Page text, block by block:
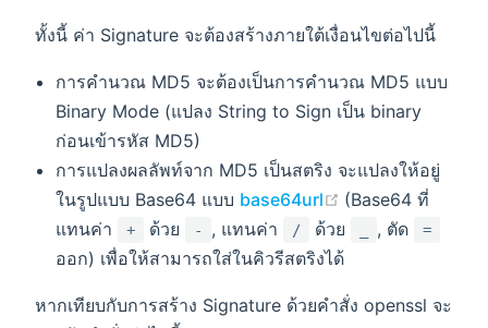
ทั้งนี้ ค่า Signature จะต้องสร้างภายใต้เงื่อนไขต่อไปนี้
การคำนวณ MD5 จะต้องเป็นการคำนวณ MD5 แบบ
Binary Mode (แปลง String to Sign เป็น binary
ก่อนเข้ารหัส MD5)
การแปลงผลลัพท์จาก MD5 เป็นสตริง จะแปลงให้อยู่
ในรูปแบบ Base64 แบบ base64url (opens new
(Base64 ที่
แทนค่า
+ ด้วย - , แทนค่า / ด้วย , ตัด =
ออก) เพื่อให้สามารถใส่ในคิวรีสตริงได้
หากเทียบกับการสร้าง Signature ด้วยคำสั่ง openssl จะ